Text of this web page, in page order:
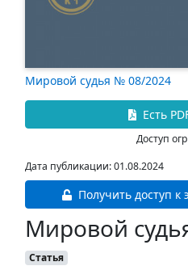
Мировой судья № 08/2024
Есть
Доступ
Дата публикации: 01.08.2024
Получить доступ к
Мировой
Статья